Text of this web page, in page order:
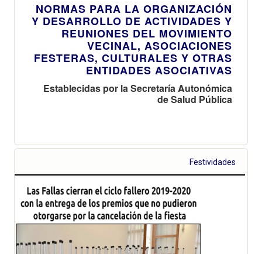
NORMAS PARA LA ORGANIZACIÓN
Y DESARROLLO DE ACTIVIDADES Y
REUNIONES DEL MOVIMIENTO
VECINAL, ASOCIACIONES
FESTERAS, CULTURALES Y OTRAS
ENTIDADES ASOCIATIVAS
Establecidas por la Secretaría Autonómica
de Salud Pública
Festividades